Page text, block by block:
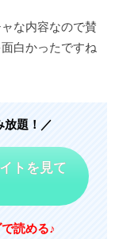
な内容なので賛
白かったですね
放題！／
トを見て
読める♪